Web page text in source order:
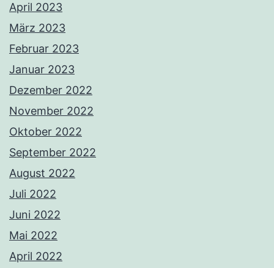
April 2023
März 2023
Februar 2023
Januar 2023
Dezember 2022
November 2022
Oktober 2022
September 2022
August 2022
Juli 2022
Juni 2022
Mai 2022
April 2022